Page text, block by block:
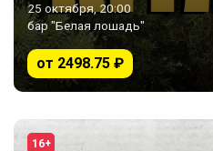
25 октября, 20:00
бар "Белая лошадь"
от 2498.75 ₽
16+